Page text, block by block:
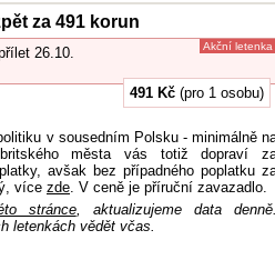
za 491 korun
26.10.
491 Kč (pro 1 osobu)
Akční letenka
v sousedním Polsku - minimálně
města vás totiž dopraví
avšak bez případného poplatku
více zde. V ceně je příruční zavazadlo.
stránce, aktualizujeme data denně.
letenkách vědět včas.